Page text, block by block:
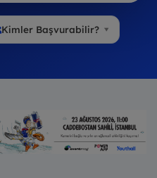
Kimler Başvurabilir?